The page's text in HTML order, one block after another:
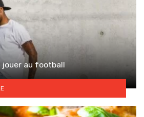
jouer au football